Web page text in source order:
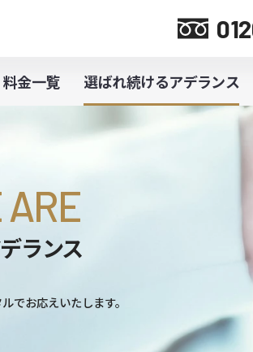
料金一覧 選ばれ続けるアデランス
ARE
アデランス